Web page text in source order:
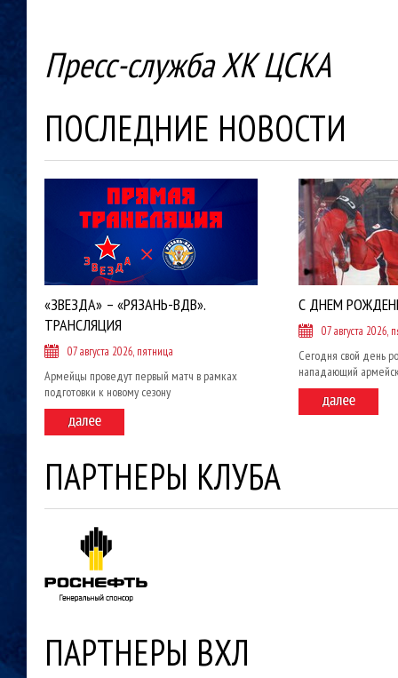
Пресс-служба ХК ЦСКА
ПОСЛЕДНИЕ НОВОСТИ
«ЗВЕЗДА» – «РЯЗАНЬ-ВДВ».
ТРАНСЛЯЦИЯ
07 августа 2026, пятница
Армейцы проведут первый матч в рамках
подготовки к новому сезону
С ДНЕМ
07 августа 2026,
Сегодня свой день
нападающий
ПАРТНЕРЫ КЛУБА
ПАРТНЕРЫ ВХЛ